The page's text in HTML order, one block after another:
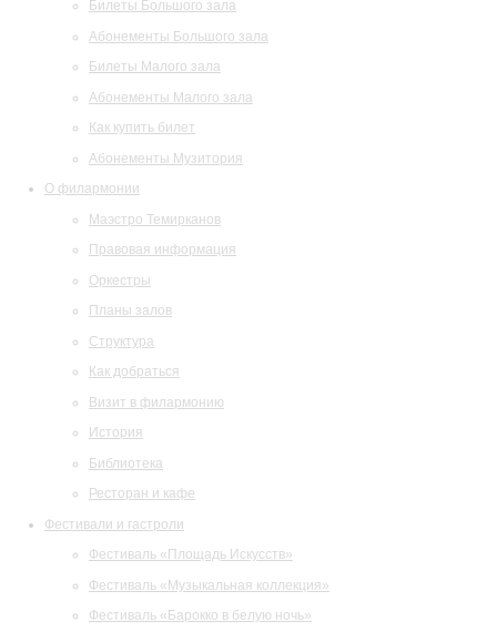
Билеты Большого зала
Абонементы Большого зала
Билеты Малого зала
Абонементы Малого зала
Как купить билет
Абонементы Музитория
О филармонии
Маэстро Темирканов
Правовая информация
Оркестры
Планы залов
Структура
Как добраться
Визит в филармонию
История
Библиотека
Ресторан и кафе
Фестивали и гастроли
Фестиваль «Площадь Искусств»
Фестиваль «Музыкальная коллекция»
Фестиваль «Барокко в белую ночь»